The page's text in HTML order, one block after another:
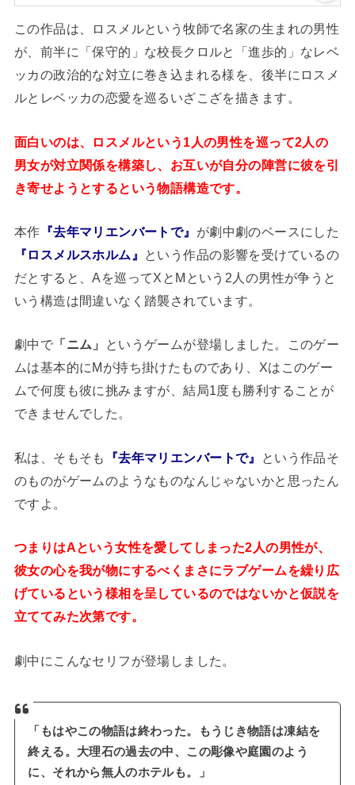
この作品は、ロスメルという牧師で名家の生まれの男性
が、前半に「保守的」な校長クロルと「進歩的」なレベ
ッカの政治的な対立に巻き込まれる様を、後半にロスメ
ルとレベッカの恋愛を巡るいざこざを描きます。
面白いのは、ロスメルという1人の男性を巡って2人の
男女が対立関係を構築し、お互いが自分の陣営に彼を引
き寄せようとするという物語構造です。
本作 『去年マリエンバートで』 が劇中劇のベースにした
『ロスメルスホルム』
という作品の影響を受けているの
だとすると、Aを巡ってXとMという2人の男性が争うと
いう構造は間違いなく踏襲されています。
劇中で 「ニム」
というゲームが登場しました。このゲー
ムは基本的にMが持ち掛けたものであり、Xはこのゲー
ムで何度も彼に挑みますが、結局1度も勝利することが
できませんでした。
私は、そもそも 『去年マリエンバートで』
という作品そ
のものがゲームのようなものなんじゃないかと思ったん
ですよ。
つまりはAという女性を愛してしまった2人の男性が、
彼女の心を我が物にするべくまさにラブゲームを繰り広
げているという様相を呈しているのではないかと仮説を
立ててみた次第です。
劇中にこんなセリフが登場しました。
「もはやこの物語は終わった。もうじき物語は凍結を
終える。大理石の過去の中、この彫像や庭園のよう
に、それから無人のホテルも。」